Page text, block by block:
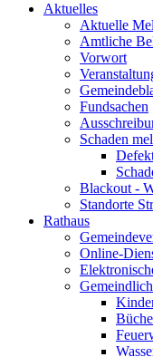
Aktuelles
Aktuelle
Amtliche
Vorwort
Fundsachen
Schaden
Blackout -
Standorte
Rathaus
Online-